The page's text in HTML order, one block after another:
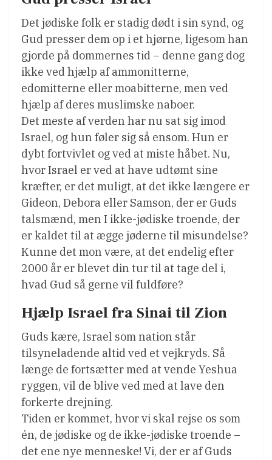
Det jødiske folk er stadig dødt i sin synd, og
Gud presser dem op i et hjørne, ligesom han
gjorde på dommernes tid – denne gang dog
ikke ved hjælp af ammonitterne,
edomitterne eller moabitterne, men ved
hjælp af deres muslimske naboer.
Det meste af verden har nu sat sig imod
Israel, og hun føler sig så ensom. Hun er
dybt fortvivlet og ved at miste håbet. Nu,
hvor Israel er ved at have udtømt sine
kræfter, er det muligt, at det ikke længere er
Gideon, Debora eller Samson, der er Guds
talsmænd, men I ikke-jødiske troende, der
er kaldet til at ægge jøderne til misundelse?
Kunne det mon være, at det endelig efter
2000 år er blevet din tur til at tage del i,
hvad Gud så gerne vil fuldføre?
Hjælp Israel fra Sinai til Zion
Guds kære, Israel som nation står
tilsyneladende altid ved et vejkryds. Så
længe de fortsætter med at vende Yeshua
ryggen, vil de blive ved med at lave den
forkerte drejning.
Tiden er kommet, hvor vi skal rejse os som
én, de jødiske og de ikke-jødiske troende –
det ene nye menneske! Vi, der er af Guds